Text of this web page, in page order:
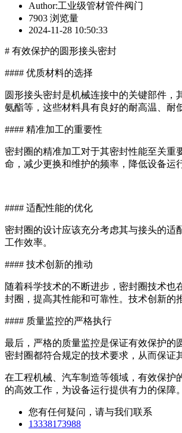
Author:工业级管材管件阀门
7903 浏览量
2024-11-28 10:50:33
# 有效保护的圆形接头密封
#### 优质材料的选择
圆形接头密封是机械连接中的关键部件
氨酯等，这些材料具有良好的耐高温、耐
#### 精准加工的重要性
密封圈的精准加工对于其密封性能至关
命，减少更换和维护的频率，降低设备运
#### 适配性能的优化
密封圈的设计应该充分考虑其与接头的
工作效率。
#### 技术创新的推动
随着科学技术的不断进步，密封圈技术
封圈，提高其性能和可靠性。技术创新的
#### 质量监控的严格执行
最后，严格的质量监控是保证有效保护的
密封圈都符合规定的技术要求，从而保证
在工程机械、汽车制造等领域，有效保护
的高效工作，为设备运行提供有力的保障。
您有任何疑问，请与我们联系
13338173988